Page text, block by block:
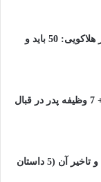
ملاک های انتخاب همسر دکتر هلاکویی: 50 باید و
محبت پدر به دختر در اسلام+ 7 وظیفه پدر در قبال
حکمت خدا در ازدواج نکردن و تاخیر آن (5 داستان